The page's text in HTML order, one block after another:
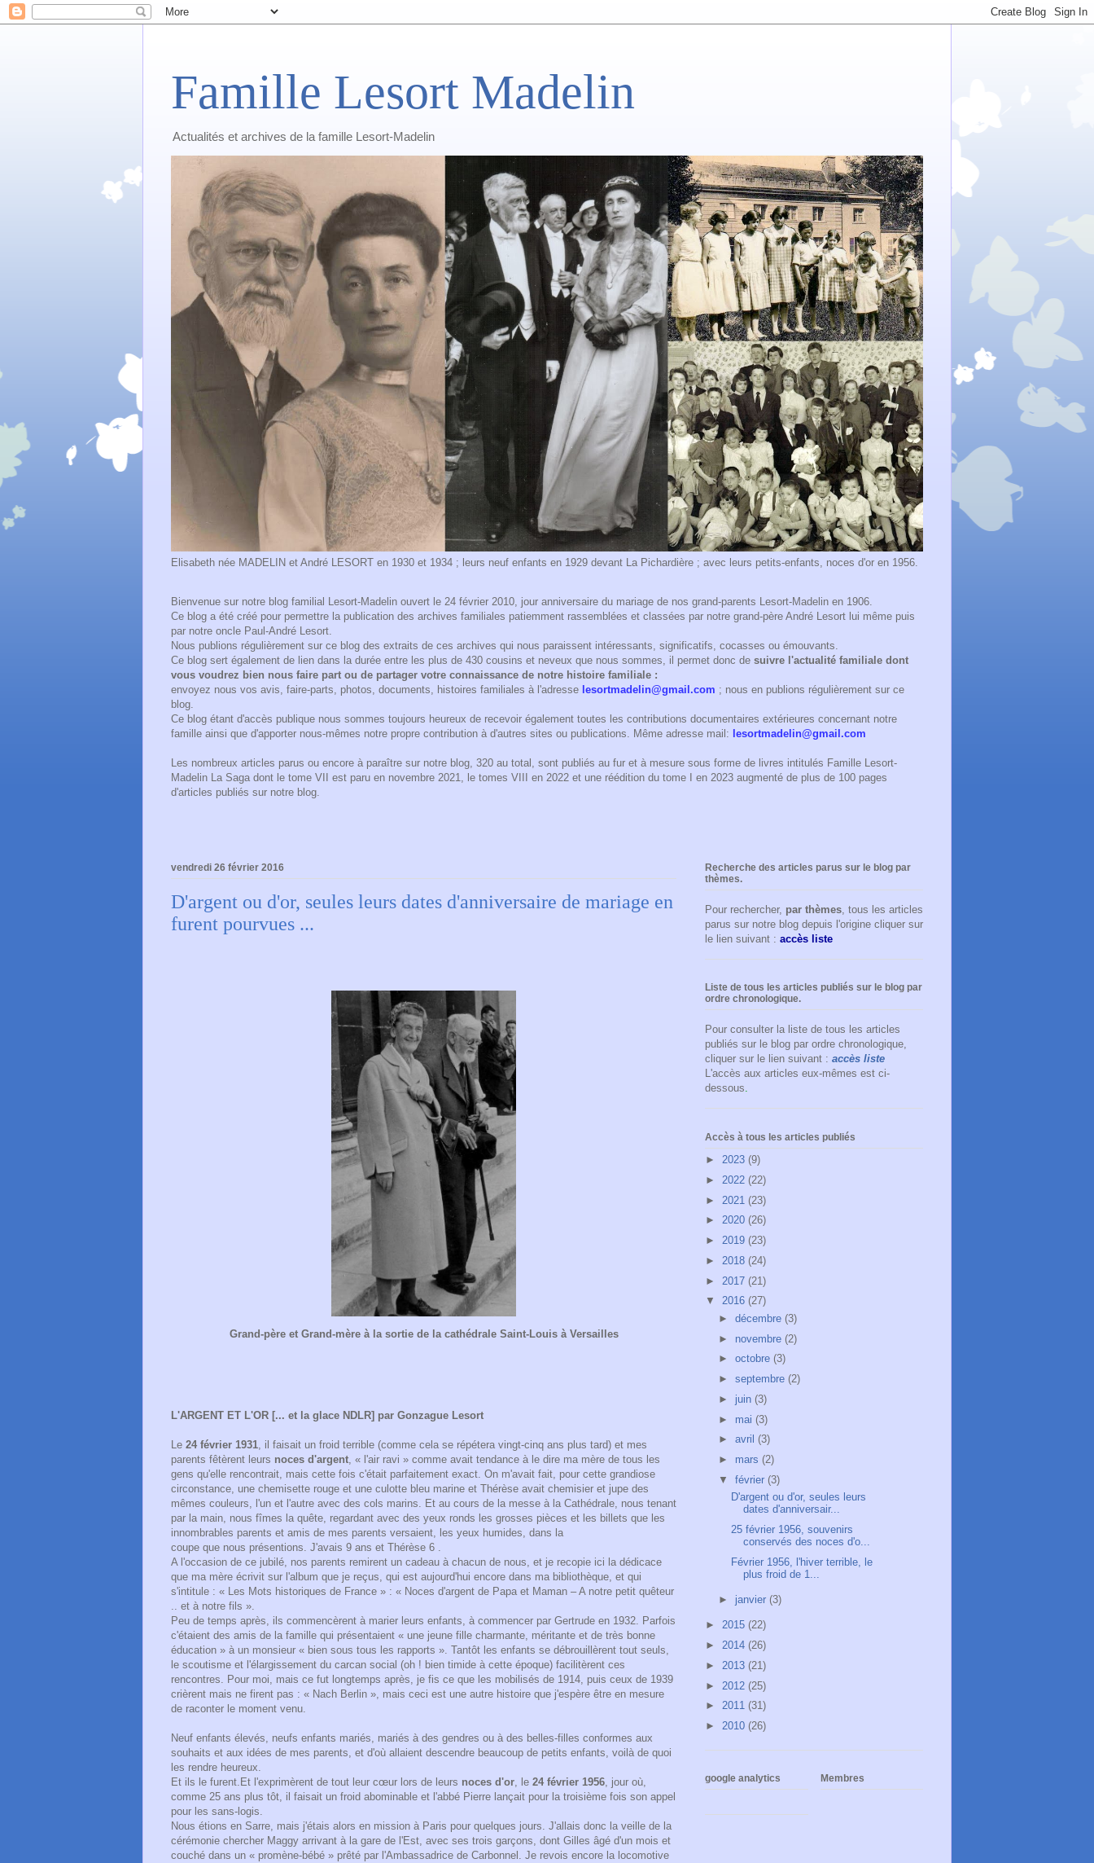
Famille Lesort Madelin
Actualités et archives de la famille Lesort-Madelin
Elisabeth née MADELIN et André LESORT en 1930 et 1934 ; leurs neuf enfants en 1929 devant La Pichardière ; avec leurs petits-enfants, noces d'or en 1956.
Bienvenue sur notre blog familial Lesort-Madelin ouvert le 24 février 2010, jour anniversaire du mariage de nos grand-parents Lesort-Madelin en 1906.
Ce blog a été créé pour permettre la publication des archives familiales patiemment rassemblées et classées par notre grand-père André Lesort lui même puis
par notre oncle Paul-André Lesort.
Nous publions régulièrement sur ce blog des extraits de ces archives qui nous paraissent intéressants, significatifs, cocasses ou émouvants.
Ce blog sert également de lien dans la durée entre les plus de 430 cousins et neveux que nous sommes, il permet donc de suivre l'actualité familiale dont
vous voudrez bien nous faire part ou de partager votre connaissance de notre histoire familiale :
envoyez nous vos avis, faire-parts, photos, documents, histoires familiales à l'adresse lesortmadelin@gmail.com ; nous en publions régulièrement sur ce
blog.
Ce blog étant d'accès publique nous sommes toujours heureux de recevoir également toutes les contributions documentaires extérieures concernant notre
famille ainsi que d'apporter nous-mêmes notre propre contribution à d'autres sites ou publications. Même adresse mail: lesortmadelin@gmail.com
Les nombreux articles parus ou encore à paraître sur notre blog, 320 au total, sont publiés au fur et à mesure sous forme de livres intitulés Famille Lesort-
Madelin La Saga dont le tome VII est paru en novembre 2021, le tomes VIII en 2022 et une réédition du tome I en 2023 augmenté de plus de 100 pages
d'articles publiés sur notre blog.
vendredi 26 février 2016
D'argent ou d'or, seules leurs dates d'anniversaire de mariage en
furent pourvues ...
Grand-père et Grand-mère à la sortie de la cathédrale Saint-Louis à Versailles
L'ARGENT ET L'OR [... et la glace NDLR] par Gonzague Lesort
Le 24 février 1931, il faisait un froid terrible (comme cela se répétera vingt-cinq ans plus tard) et mes
parents fêtèrent leurs noces d'argent, « l'air ravi » comme avait tendance à le dire ma mère de tous les
gens qu'elle rencontrait, mais cette fois c'était parfaitement exact. On m'avait fait, pour cette grandiose
circonstance, une chemisette rouge et une culotte bleu marine et Thérèse avait chemisier et jupe des
mêmes couleurs, l'un et l'autre avec des cols marins. Et au cours de la messe à la Cathédrale, nous tenant
par la main, nous fîmes la quête, regardant avec des yeux ronds les grosses pièces et les billets que les
innombrables parents et amis de mes parents versaient, les yeux humides, dans la
coupe que nous présentions. J'avais 9 ans et Thérèse 6 .
A l'occasion de ce jubilé, nos parents remirent un cadeau à chacun de nous, et je recopie ici la dédicace
que ma mère écrivit sur l'album que je reçus, qui est aujourd'hui encore dans ma bibliothèque, et qui
s'intitule : « Les Mots historiques de France » : « Noces d'argent de Papa et Maman – A notre petit quêteur
.. et à notre fils ».
Peu de temps après, ils commencèrent à marier leurs enfants, à commencer par Gertrude en 1932. Parfois
c'étaient des amis de la famille qui présentaient « une jeune fille charmante, méritante et de très bonne
éducation » à un monsieur « bien sous tous les rapports ». Tantôt les enfants se débrouillèrent tout seuls,
le scoutisme et l'élargissement du carcan social (oh ! bien timide à cette époque) facilitèrent ces
rencontres. Pour moi, mais ce fut longtemps après, je fis ce que les mobilisés de 1914, puis ceux de 1939
crièrent mais ne firent pas : « Nach Berlin », mais ceci est une autre histoire que j'espère être en mesure
de raconter le moment venu.
Neuf enfants élevés, neufs enfants mariés, mariés à des gendres ou à des belles-filles conformes aux
souhaits et aux idées de mes parents, et d'où allaient descendre beaucoup de petits enfants, voilà de quoi
les rendre heureux.
Et ils le furent.Et l'exprimèrent de tout leur cœur lors de leurs noces d'or, le 24 février 1956, jour où,
comme 25 ans plus tôt, il faisait un froid abominable et l'abbé Pierre lançait pour la troisième fois son appel
pour les sans-logis.
Nous étions en Sarre, mais j'étais alors en mission à Paris pour quelques jours. J'allais donc la veille de la
cérémonie chercher Maggy arrivant à la gare de l'Est, avec ses trois garçons, dont Gilles âgé d'un mois et
couché dans un « promène-bébé » prêté par l'Ambassadrice de Carbonnel. Je revois encore la locomotive
Recherche des articles parus sur le blog par
thèmes.
Pour rechercher, par thèmes, tous les articles
parus sur notre blog depuis l'origine cliquer sur
le lien suivant : accès liste
Liste de tous les articles publiés sur le blog par
ordre chronologique.
Pour consulter la liste de tous les articles
publiés sur le blog par ordre chronologique,
cliquer sur le lien suivant : accès liste
L'accès aux articles eux-mêmes est ci-
dessous.
Accès à tous les articles publiés
► 2023 (9)
► 2022 (22)
► 2021 (23)
► 2020 (26)
► 2019 (23)
► 2018 (24)
► 2017 (21)
▼ 2016 (27)
► décembre (3)
► novembre (2)
► octobre (3)
► septembre (2)
► juin (3)
► mai (3)
► avril (3)
► mars (2)
▼ février (3)
D'argent ou d'or, seules leurs
dates d'anniversair...
25 février 1956, souvenirs
conservés des noces d'o...
Février 1956, l'hiver terrible, le
plus froid de 1...
► janvier (3)
► 2015 (22)
► 2014 (26)
► 2013 (21)
► 2012 (25)
► 2011 (31)
► 2010 (26)
google analytics Membres